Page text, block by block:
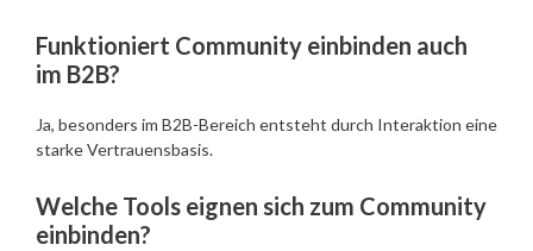
Funktioniert Community einbinden auch
im B2B?
Ja, besonders im B2B-Bereich entsteht durch Interaktion eine
starke Vertrauensbasis.
Welche Tools eignen sich zum Community
einbinden?